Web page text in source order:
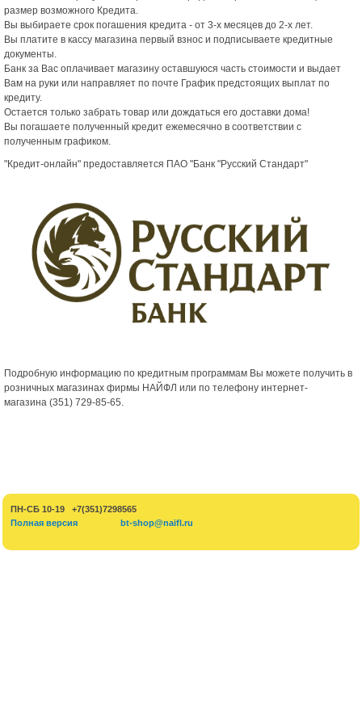
размер возможного Кредита.
Вы выбираете срок погашения кредита - от 3-х месяцев до 2-х лет.
Вы платите в кассу магазина первый взнос и подписываете кредитные
документы.
Банк за Вас оплачивает магазину оставшуюся часть стоимости и выдает
Вам на руки или направляет по почте График предстоящих выплат по
кредиту.
Остается только забрать товар или дождаться его доставки дома!
Вы погашаете полученный кредит ежемесячно в соответствии с
полученным графиком.
"Кредит-онлайн" предоставляется ПАО "Банк "Русский Стандарт"
Подробную информацию по кредитным программам Вы можете получить в
розничных магазинах фирмы НАЙФЛ или по телефону интернет-
магазина (351) 729-85-65.
ПН-СБ 10-19 +7(351)7298565
Полная версия
bt-shop@naifl.ru